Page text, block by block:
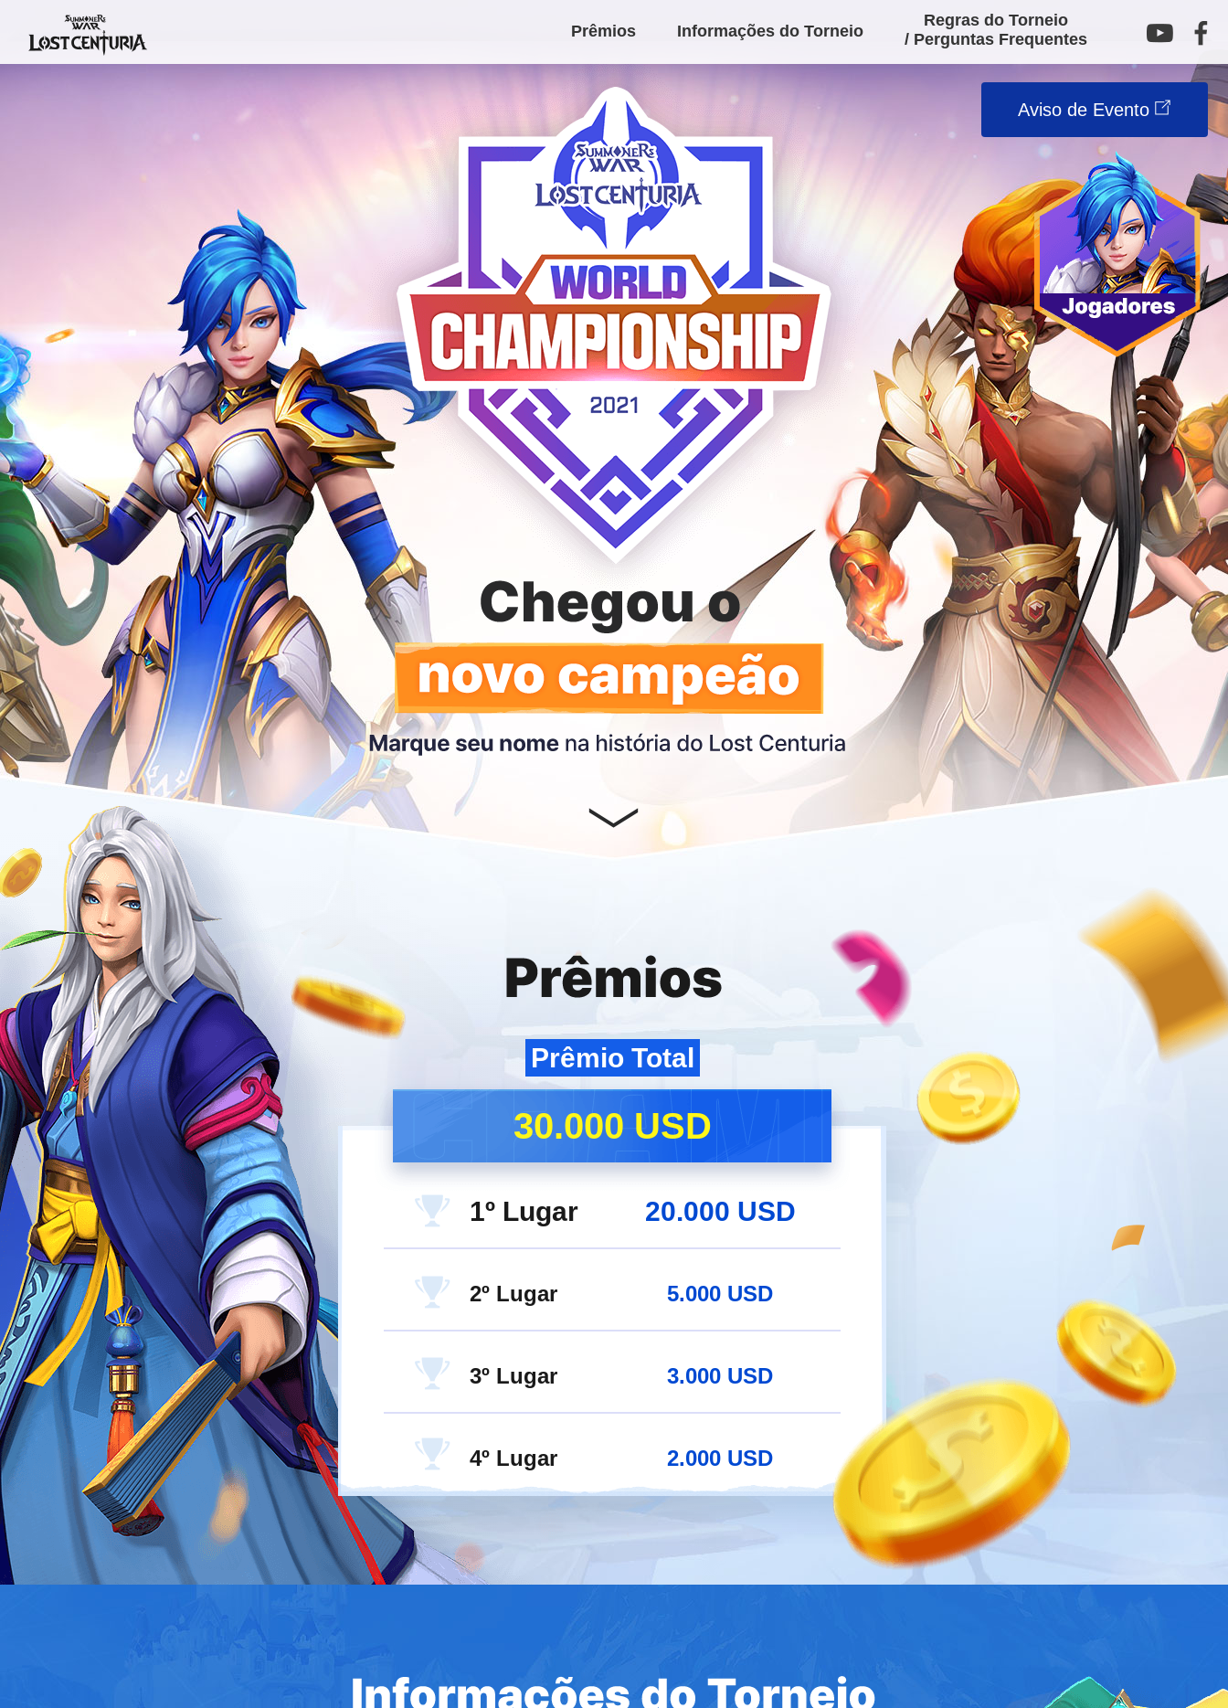
Prêmios Informações do Torneio
Regras do Torneio
/ Perguntas Frequentes
Aviso de Evento
Prêmio Total
30.000 USD
1º Lugar 20.000 USD
2º Lugar 5.000 USD
3º Lugar 3.000 USD
4º Lugar 2.000 USD